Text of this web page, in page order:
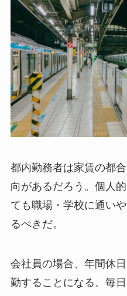
都内勤務者は家賃の都
向があるだろう。個人
ても職場・学校に通い
るべきだ。
会社員の場合、年間休
勤することになる。毎